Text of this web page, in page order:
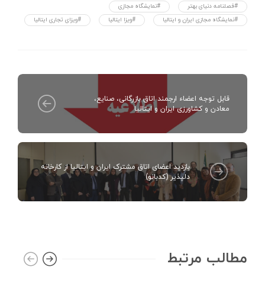
#فصلنامه دنیای بهتر
#نمایشگاه مجازی
#نمایشگاه مجازی ایران و ایتالیا
#ویزا ایتالیا #ویزای تجاری ایتالیا
قابل توجه اعضاء ارجمند اتاق بازرگانی، صنایع،
معادن و کشاورزی ایران و ایتالیا
بازدید اعضای اتاق مشترک ایران و ایتالیا از کارخانه
دلپذیر (کدبانو)
مطالب مرتبط